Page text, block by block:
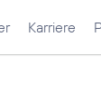
Karriere